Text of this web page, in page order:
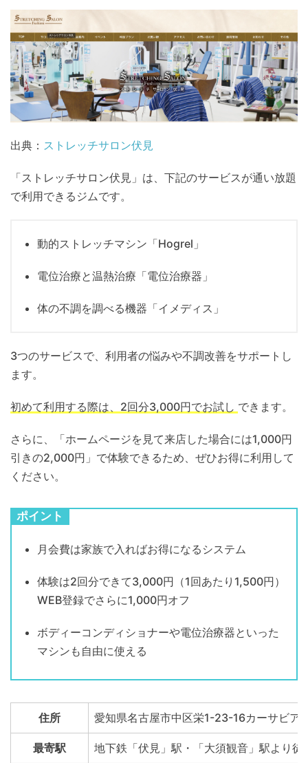
出典： ストレッチサロン伏見
「ストレッチサロン伏見」は、下記のサービスが通い放題
で利用できるジムです。
動的ストレッチマシン「Hogrel」
電位治療と温熱治療「電位治療器」
体の不調を調べる機器「イメディス」
3つのサービスで、利用者の悩みや不調改善をサポートし
ます。
初めて利用する際は、2回分3,000円でお試し できます。
さらに、「ホームページを見て来店した場合には1,000円
引きの2,000円」で体験できるため、ぜひお得に利用して
ください。
ポイント
月会費は家族で入ればお得になるシステム
体験は2回分できて3,000円（1回あたり1,500円）
WEB登録でさらに1,000円オフ
ボディーコンディショナーや電位治療器といった
マシンも自由に使える
住所 愛知県名古屋市中区栄1-23-16カーサビア
最寄駅 地下鉄「伏見」駅・「大須観音」駅より徒